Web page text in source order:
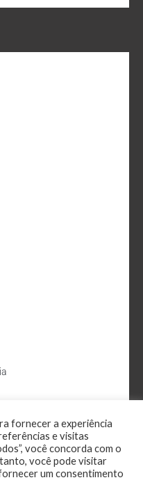
fornecer a experiência
e visitas
você concorda com o
você pode visitar
um consentimento